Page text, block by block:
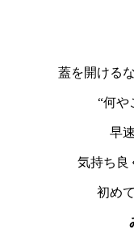
蓋を開ける
“何や
早
気持ち良
初め